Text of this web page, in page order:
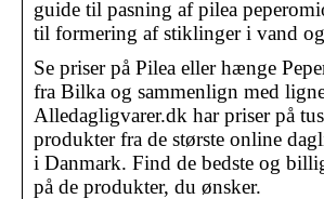
guide til pasning af pilea
til formering af stiklinger i vand
Se priser på Pilea eller hænge
fra Bilka og sammenlign med
Alledagligvarer.dk har priser på
produkter fra de største online
i Danmark. Find de bedste og
på de produkter, du ønsker.